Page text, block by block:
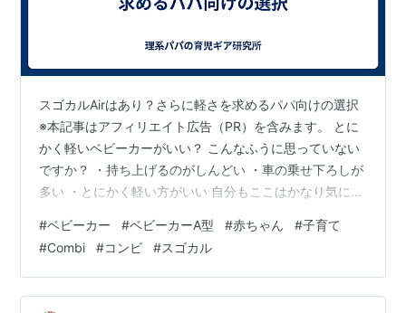
スゴカルAirはあり？さらに軽さを求めるパパ向けの選択
※本記事はアフィリエイト広告（PR）を含みます。 とに
かく軽いベビーカーがいい？ こんなふうに思っていない
ですか？ ・持ち上げるのがしんどい ・車の乗せ下ろしが
多い ・とにかく軽い方がいい 自分もここはかなり気にし
「軽さ重視ならAirはかなり良い選択」 コストも抑えられ
る。 必要十分なモデルだと思う。 【楽天市場】【公式】
コンビ Combi ベビーカー a型 1カ月 軽量 コンパクト 折
りたたみ リクライニング 15kg まで | スゴカルエアー エ
#ベビーカー #ベビーカーA型 #赤ちゃん #子育て
#Combi #コンビ #スゴカル